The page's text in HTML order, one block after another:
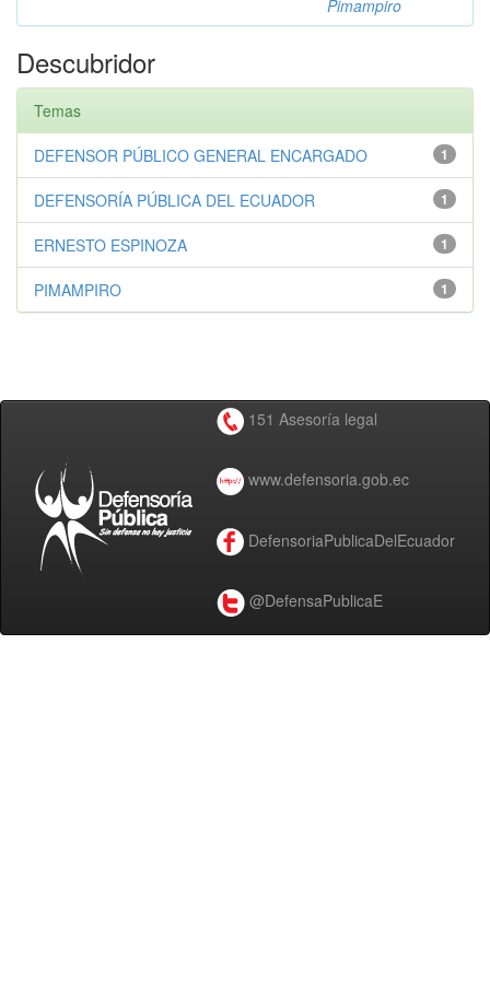
Pimampiro
Descubridor
Temas
1
DEFENSOR PÚBLICO GENERAL ENCARGADO
1
DEFENSORÍA PÚBLICA DEL ECUADOR
1
ERNESTO ESPINOZA
1
PIMAMPIRO
151 Asesoría legal
www.defensoria.gob.ec
DefensoriaPublicaDelEcuador
@DefensaPublicaE